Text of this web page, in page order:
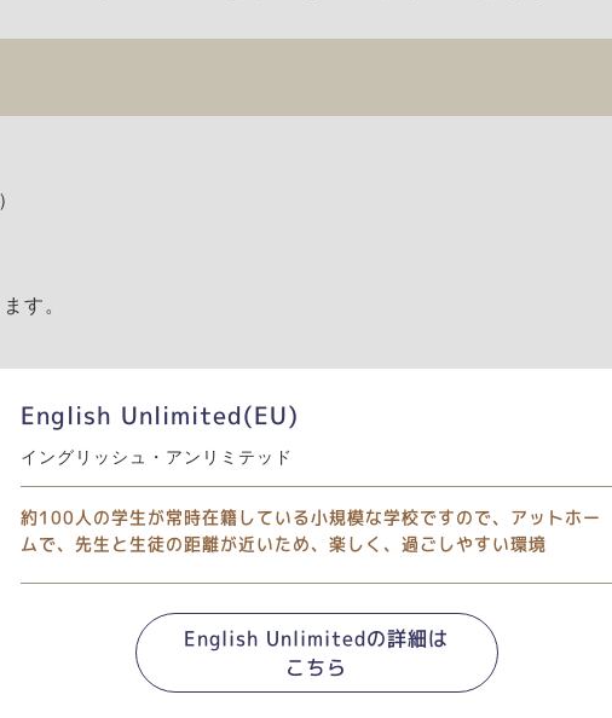
す。
English Unlimited(EU)
イングリッシュ・アンリミテッド
約100人の学生が常時在籍している小規模な学校ですので、アットホー
ムで、先生と生徒の距離が近いため、楽しく、過ごしやすい環境
English Unlimitedの詳細は
こちら